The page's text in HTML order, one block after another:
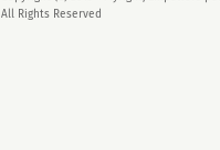
All Rights Reserved